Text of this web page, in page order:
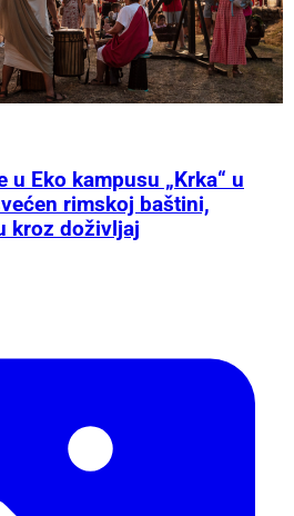
Eko kampusu „Krka“ u
rimskoj baštini,
kroz doživljaj